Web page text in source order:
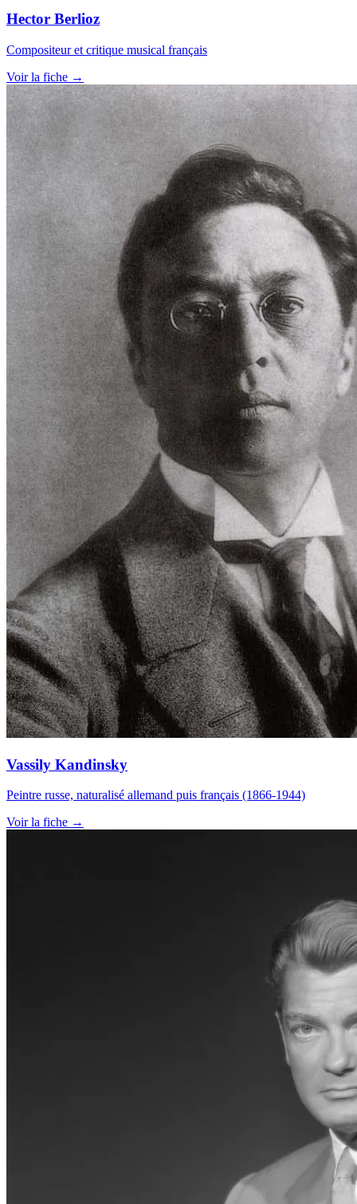
Hector Berlioz
Compositeur et critique musical français
Voir la fiche →
Vassily Kandinsky
Peintre russe, naturalisé allemand puis français (1866-1944)
Voir la fiche →